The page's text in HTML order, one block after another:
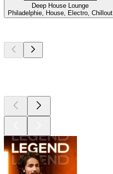
Deep House Lounge
Philadelphie, House, Electro, Chillout